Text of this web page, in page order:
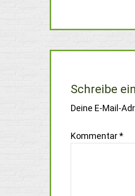
Schreibe
Deine E-Mail-
Kommentar*